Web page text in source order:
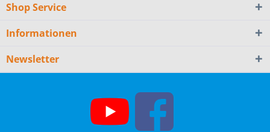
Shop Service
Informationen
Newsletter